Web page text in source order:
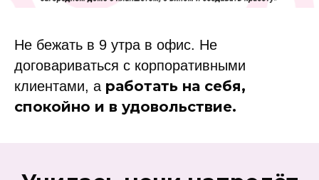
Не бежать в 9 утра в офис. Не
договариваться с корпоративными
клиентами, а работать на себя,
спокойно и в удовольствие.